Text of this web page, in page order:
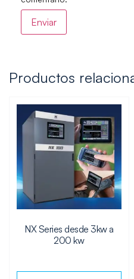
Productos
NX Series desde 3kw a
200 kw